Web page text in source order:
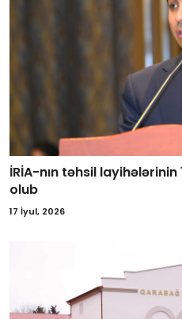
İRİA-nın təhsil
olub
17 İyul, 2026